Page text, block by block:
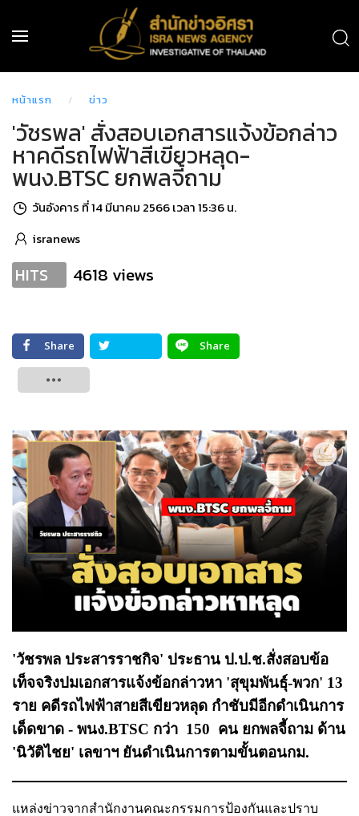
หน้าแรก ข่าว
'วัชรพล' สั่งสอบเอกสารแจ้งข้อกล่าว
หาคดีรถไฟฟ้าสีเขียวหลุด-
พนง.BTSC ยกพลจี้ถาม
วันอังคาร ที่ 14 มีนาคม 2566 เวลา 15:36 น.
isranews
HITS 4618 views
Share
Share
'วัชรพล ประสารราชกิจ' ประธาน ป.ป.ช.สั่งสอบข้อ
เท็จจริงปมเอกสารแจ้งข้อกล่าวหา 'สุขุมพันธ์ุ-พวก' 13
ราย คดีรถไฟฟ้าสายสีเขียวหลุด กำชับมีอีกดำเนินการ
เด็ดขาด - พนง.BTSC กว่า 150 คน ยกพลจี้ถาม ด้าน
'นิวัติไชย' เลขาฯ ยันดำเนินการตามขั้นตอนกม.
แหล่งข่าวจากสำนักงานคณะกรรมการป้องกันและปราบ